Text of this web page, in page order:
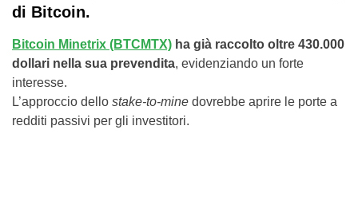
di Bitcoin.
Bitcoin Minetrix (BTCMTX) ha già raccolto oltre 430.000
dollari nella sua prevendita, evidenziando un forte
interesse.
L’approccio dello stake-to-mine dovrebbe aprire le porte a
redditi passivi per gli investitori.